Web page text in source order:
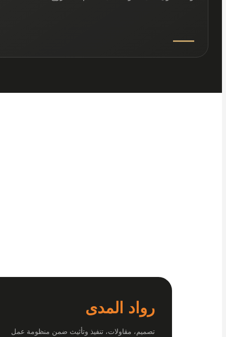
رواد المدى
تصميم، مقاولات، تنفيذ وتأثيث ضمن منظومة عمل